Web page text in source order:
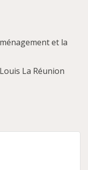
et la
La Réunion